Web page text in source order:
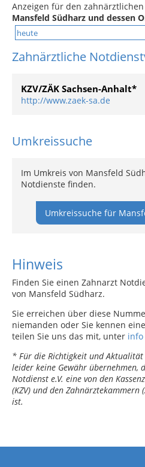
Anzeigen für den
Mansfeld Südharz und dessen
Zahnärztliche
KZV/ZÄK Sachsen-Anhalt*
http://www.zaek-sa.de
Umkreissuche
Im Umkreis von Mansfeld
Notdienste finden.
Umkreissuche für
Hinweis
Finden Sie einen Zahnarzt
von Mansfeld Südharz.
Sie erreichen über diese
niemanden oder Sie kennen
teilen Sie uns das mit, unter
* Für die Richtigkeit und
leider keine Gewähr übernehmen,
Notdienst e.V. eine von den
(KZV) und den Zahnärztekammern
ist.